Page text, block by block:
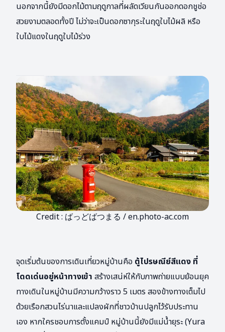
นอกจากนี้ยังมีดอกไม้ตามฤดูกาลที่ผลัดเวียนกันออกดอกชูช่อ
สวยงามตลอดทั้งปี ไม่ว่าจะเป็นดอกซากุระในฤดูใบไม้ผลิ หรือ
ใบไม้แดงในฤดูใบไม้ร่วง
Credit : ばっどばつまる / en.photo-ac.com
จุดเริ่มต้นของการเดินเที่ยวหมู่บ้านคือ ตู้ไปรษณีย์สีแดง ที่
โดดเด่นอยู่หน้าทางเข้า สร้างเสน่ห์ให้กับภาพถ่ายแบบย้อนยุค
ทางเดินในหมู่บ้านมีความกว้างราว 5 เมตร สองข้างทางเต็มไป
ด้วยเรือกสวนไร่นาและแปลงผักที่ชาวบ้านปลูกไว้รับประทาน
เอง หากใครชอบการตั้งแคมป์ หมู่บ้านนี้ยังมีแม่น้ำยุระ (Yura